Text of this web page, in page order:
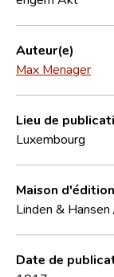
Équipe
Auteur(e)
Max Menager
Lieu de
Luxembourg
Maison d'édition
Linden &
Date de